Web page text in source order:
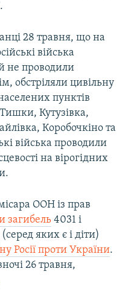
28 травня, що на
війська
не проводили
обстріляли цивільну
пунктів
Кутузівка,
Коробочкіно та
війська проводили
на вірогідних
ООН із прав
загибель 4031 і
яких є і діти)
Росії проти України.
26 травня,